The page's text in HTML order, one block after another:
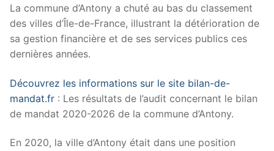
La commune d’Antony a chuté au bas du classement
des villes d’Île-de-France, illustrant la détérioration de
sa gestion financière et de ses services publics ces
dernières années.
Découvrez les informations sur le site bilan-de-
mandat.fr : Les résultats de l’audit concernant le bilan
de mandat 2020-2026 de la commune d’Antony.
En 2020, la ville d’Antony était dans une position